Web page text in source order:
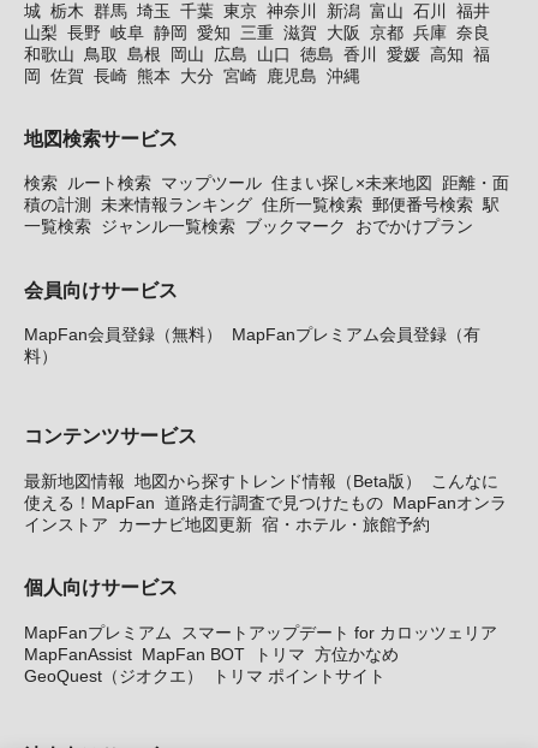
城 栃木 群馬 埼玉 千葉 東京 神奈川 新潟 富山 石川
福井
山梨 長野 岐阜 静岡 愛知 三重 滋賀 大阪 京都 兵庫 奈良
和歌山
鳥取 島根 岡山 広島 山口 徳島 香川 愛媛 高知 福
岡 佐賀 長崎 熊本 大分 宮崎 鹿児島 沖縄
地図検索サービス
検索 ルート検索 マップツール 住まい探し×未来地図
距離・面
積の計測
未来情報ランキング 住所一覧検索 郵便番号検索 駅
一覧検索 ジャンル一覧検索 ブックマーク おでかけプラン
会員向けサービス
MapFan会員登録（無料）
MapFanプレミアム会員登録（有
料）
コンテンツサービス
最新地図情報 地図から探すトレンド情報（Beta版）
こんなに
使える！MapFan 道路走行調査で見つけたもの MapFanオンラ
インストア
カーナビ地図更新 宿・ホテル・旅館予約
個人向けサービス
MapFanプレミアム
スマートアップデート for カロッツェリア
MapFanAssist MapFan BOT トリマ 方位かなめ
GeoQuest（ジオクエ）
トリマ ポイントサイト